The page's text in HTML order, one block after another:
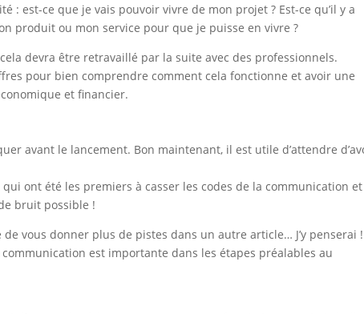
: est-ce que je vais pouvoir vivre de mon projet ? Est-ce qu’il y a
produit ou mon service pour que je puisse en vivre ?
devra être retravaillé par la suite avec des professionnels.
pour bien comprendre comment cela fonctionne et avoir une
et financier.
avant le lancement. Bon maintenant, il est utile d’attendre
ont été les premiers à casser les codes de la communication
bruit possible !
vous donner plus de pistes dans un autre article… J’y penserai !
est importante dans les étapes préalables au